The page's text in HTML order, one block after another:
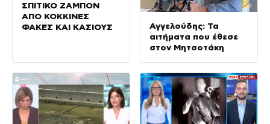
ΣΠΙΤΙΚΟ ΖΑΜΠΟΝ
ΑΠΟ ΚΟΚΚΙΝΕΣ
ΦΑΚΕΣ ΚΑΙ ΚΑΣΙΟΥΣ
Αγγελούδης: Τα
αιτήματα που έθεσε
στον Μητσοτάκη